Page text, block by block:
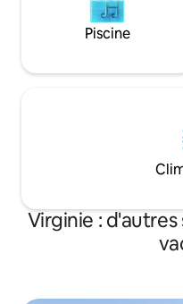
Piscine
Virginie :